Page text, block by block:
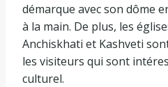
démarque avec son dôme
à la main. De plus, les
Anchiskhati et Kashveti
les visiteurs qui sont
culturel.